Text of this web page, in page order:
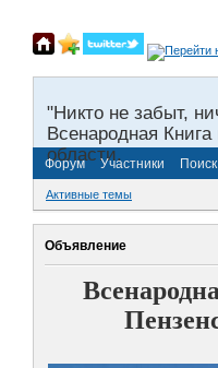
"Никто не забыт,
Всенародная
области.
Форум Участники Поиск
Активные темы
Объявление